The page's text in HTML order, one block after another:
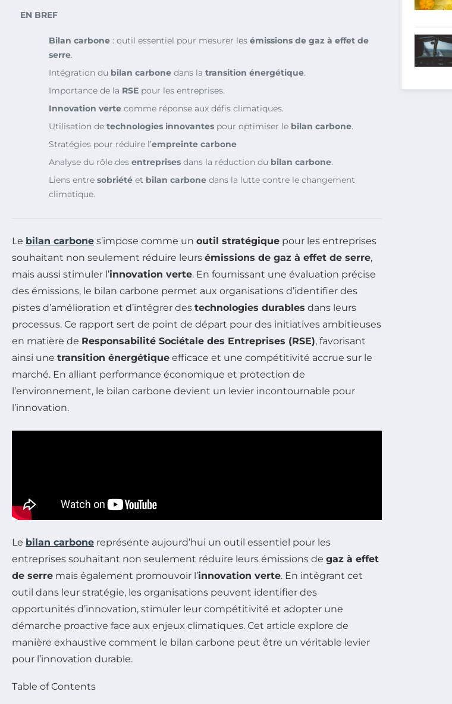
EN BREF
Bilan carbone : outil essentiel pour mesurer les émissions de gaz à effet de
serre.
Intégration du bilan carbone dans la transition énergétique.
Importance de la RSE pour les entreprises.
Innovation verte comme réponse aux défis climatiques.
Utilisation de technologies innovantes pour optimiser le bilan carbone.
Stratégies pour réduire l’empreinte carbone
Analyse du rôle des entreprises dans la réduction du bilan carbone.
Liens entre sobriété et bilan carbone dans la lutte contre le changement
climatique.
Le bilan carbone s’impose comme un outil stratégique pour les entreprises
souhaitant non seulement réduire leurs émissions de gaz à effet de serre,
mais aussi stimuler l’innovation verte. En fournissant une évaluation précise
des émissions, le bilan carbone permet aux organisations d’identifier des
pistes d’amélioration et d’intégrer des technologies durables dans leurs
processus. Ce rapport sert de point de départ pour des initiatives ambitieuses
en matière de Responsabilité Sociétale des Entreprises (RSE), favorisant
ainsi une transition énergétique efficace et une compétitivité accrue sur le
marché. En alliant performance économique et protection de
l’environnement, le bilan carbone devient un levier incontournable pour
l’innovation.
Le bilan carbone représente aujourd’hui un outil essentiel pour les
entreprises souhaitant non seulement réduire leurs émissions de gaz à effet
de serre mais également promouvoir l’innovation verte. En intégrant cet
outil dans leur stratégie, les organisations peuvent identifier des
opportunités d’innovation, stimuler leur compétitivité et adopter une
démarche proactive face aux enjeux climatiques. Cet article explore de
manière exhaustive comment le bilan carbone peut être un véritable levier
pour l’innovation durable.
Table of Contents